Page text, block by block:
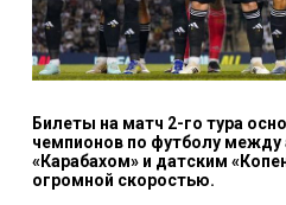
Билеты на матч 2-го тура
чемпионов по футболу
«Карабахом» и датским
огромной скоростью.